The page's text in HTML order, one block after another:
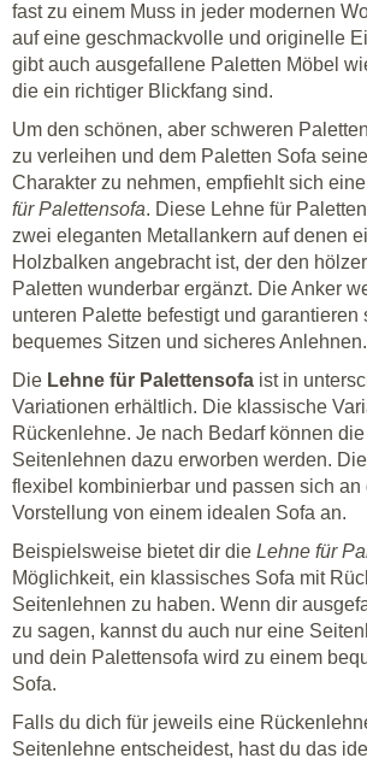
fast zu einem Muss in jeder modernen
auf eine geschmackvolle und originelle
gibt auch ausgefallene Paletten Möbel
die ein richtiger Blickfang sind.
Um den schönen, aber schweren
zu verleihen und dem Paletten Sofa
Charakter zu nehmen, empfiehlt sich
für Palettensofa. Diese Lehne für
zwei eleganten Metallankern auf denen
Holzbalken angebracht ist, der den
Paletten wunderbar ergänzt. Die Anker
unteren Palette befestigt und garantieren
bequemes Sitzen und sicheres Anlehnen.
Die Lehne für Palettensofa ist in
Variationen erhältlich. Die klassische
Rückenlehne. Je nach Bedarf können
Seitenlehnen dazu erworben werden.
flexibel kombinierbar und passen sich
Vorstellung von einem idealen Sofa an.
Beispielsweise bietet dir die Lehne für
Möglichkeit, ein klassisches Sofa mit
Seitenlehnen zu haben. Wenn dir
zu sagen, kannst du auch nur eine
und dein Palettensofa wird zu einem
Sofa.
Falls du dich für jeweils eine
Seitenlehne entscheidest, hast du das